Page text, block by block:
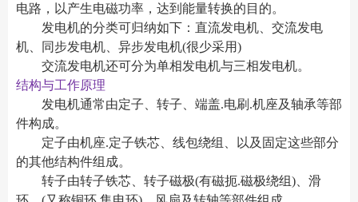
电路，以产生电磁功率，达到能量转换的目的。
发电机的分类可归纳如下：直流发电机、交流发电
机、同步发电机、异步发电机(很少采用)
交流发电机还可分为单相发电机与三相发电机。
结构与工作原理
发电机通常由定子、转子、端盖.电刷.机座及轴承等部
件构成。
定子由机座.定子铁芯、线包绕组、以及固定这些部分
的其他结构件组成。
转子由转子铁芯、转子磁极(有磁扼.磁极绕组)、滑